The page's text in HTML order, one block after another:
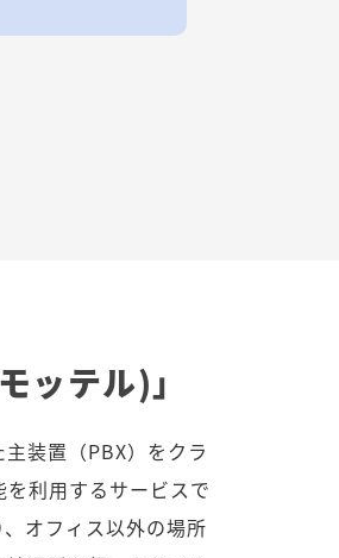
ッテル)」
装置（PBX）をクラ
利用するサービスで
オフィス以外の場所